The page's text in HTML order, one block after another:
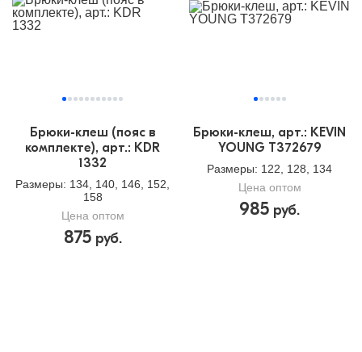
Брюки-клеш (пояс в
комплекте), арт.: KDR
1332
Размеры: 134, 140, 146, 152,
158
Цена оптом
875руб.
Брюки-клеш, арт.: KEVIN
YOUNG T372679
Размеры: 122, 128, 134
Цена оптом
985 руб.